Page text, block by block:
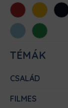
Piros Sárga
Világoskék
Zöld
TÉMÁK
CSALÁD
FILMES